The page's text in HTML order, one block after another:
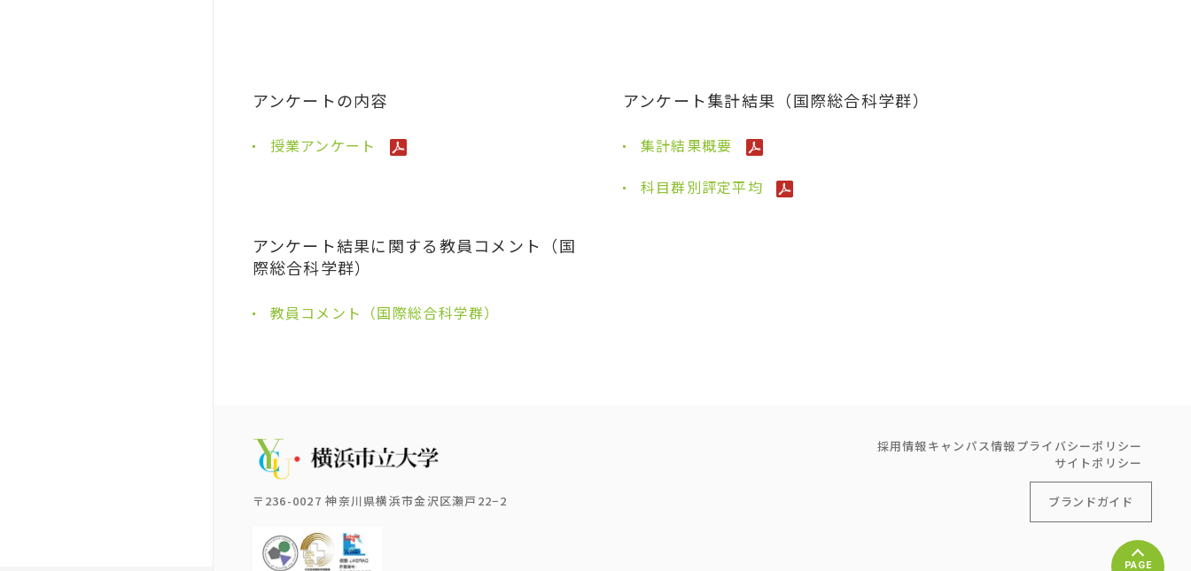
アンケートの内容
授業アンケート
アンケート集計結果（国際総合科学群）
集計結果概要
科目群別評定平均
アンケート結果に関する教員コメント（国
際総合科学群）
教員コメント（国際総合科学群）
〒236-0027 神奈川県横浜市金沢区瀬戸22−2
採用情報キャンパス情報プライバシーポリシー
サイトポリシー
ブランドガイド
PAGE